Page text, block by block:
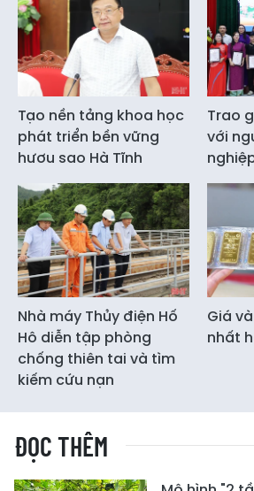
Tạo nền tảng khoa học
phát triển bền vững
hươu sao Hà Tĩnh
Trao
với
Nhà máy Thủy điện Hố
Hô diễn tập phòng
chống thiên tai và tìm
kiếm cứu nạn
Giá
nhất
ĐỌC THÊM